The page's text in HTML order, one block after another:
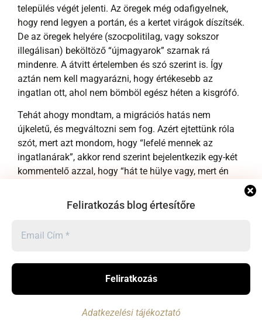
település végét jelenti. Az öregek még odafigyelnek,
hogy rend legyen a portán, és a kertet virágok díszítsék.
De az öregek helyére (szocpolitilag, vagy sokszor
illegálisan) beköltöző “újmagyarok” szarnak rá
mindenre. A átvitt értelemben és szó szerint is. Így
aztán nem kell magyarázni, hogy értékesebb az
ingatlan ott, ahol nem bömböl egész héten a kisgrófó.
Tehát ahogy mondtam, a migrációs hatás nem
újkeletű, és megváltozni sem fog. Azért ejtettünk róla
szót, mert azt mondom, hogy “lefelé mennek az
ingatlanárak”, akkor rend szerint bejelentkezik egy-két
kommentelő azzal, hogy “hát te hülye vagy, mert én
megy minden”. Igen, Nagykovácsi extrém példa. De a
fordítottja is igaz, Ipolytarnócon valószínűleg nem lesz
bárhogyan is emelkednek az árak mondjuk
könnyebben duplázódik, mint egy 50MFt-os…
Az infláció beépül az ingatlanárakba?
Feliratkozás blog értesítőre
Adatkezelési tájékoztató